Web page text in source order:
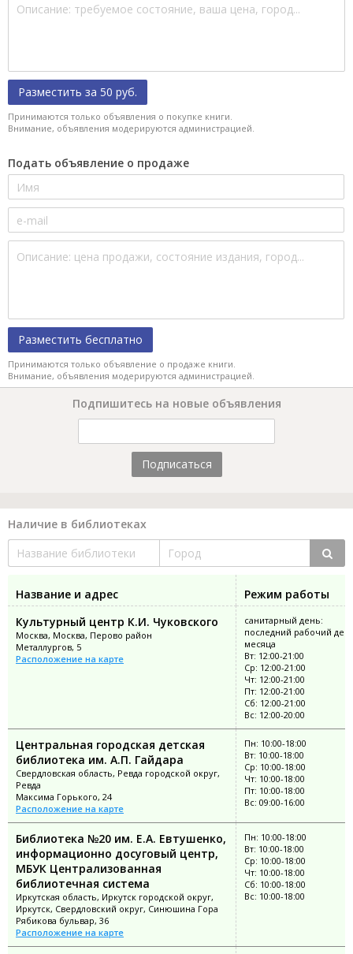
Разместить за 50 руб.
Принимаются только объявления о покупке книги.
Внимание, объявления модерируются администрацией.
Подать объявление о продаже
Разместить бесплатно
Принимаются только объявление о продаже книги.
Внимание, объявления модерируются администрацией.
Подпишитесь на новые объявления
Подписаться
Наличие в библиотеках
Название и адрес
Режим работы
Культурный центр К.И. Чуковского
Москва, Москва, Перово район
Металлургов, 5
Расположение на карте
санитарный день:
последний рабочий
месяца
Вт: 12:00-21:00
Ср: 12:00-21:00
Чт: 12:00-21:00
Пт: 12:00-21:00
Сб: 12:00-21:00
Вс: 12:00-20:00
Центральная городская детская
библиотека им. А.П. Гайдара
Свердловская область, Ревда городской округ,
Ревда
Максима Горького, 24
Расположение на карте
Пн: 10:00-18:00
Вт: 10:00-18:00
Ср: 10:00-18:00
Чт: 10:00-18:00
Пт: 10:00-18:00
Вс: 09:00-16:00
Библиотека №20 им. Е.А. Евтушенко,
информационно досуговый центр,
МБУК Централизованная
библиотечная система
Иркутская область, Иркутск городской округ,
Иркутск, Свердловский округ, Синюшина Гора
Рябикова бульвар, 36
Расположение на карте
Пн: 10:00-18:00
Вт: 10:00-18:00
Ср: 10:00-18:00
Чт: 10:00-18:00
Сб: 10:00-18:00
Вс: 10:00-18:00